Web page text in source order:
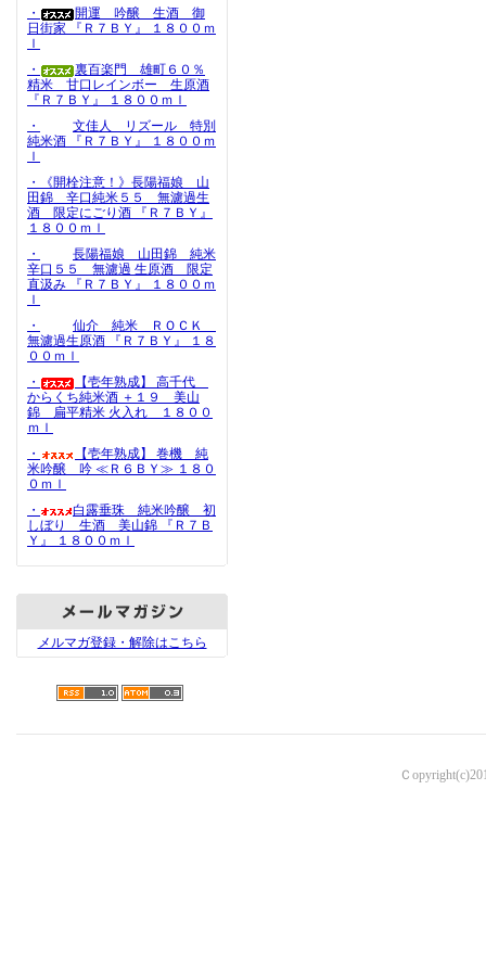
・
開運 吟醸 生酒 御
日街家 『Ｒ７ＢＹ』 １８００ｍ
ｌ
・
裏百楽門 雄町６０％
精米 甘口レインボー 生原酒
『Ｒ７ＢＹ』 １８００ｍｌ
・
文佳人 リズール 特別
純米酒 『Ｒ７ＢＹ』 １８００ｍ
ｌ
・《開栓注意！》長陽福娘 山
田錦 辛口純米５５ 無濾過生
酒 限定にごり酒 『Ｒ７ＢＹ』
１８００ｍｌ
・
長陽福娘 山田錦 純米
辛口５５ 無濾過 生原酒 限定
直汲み 『Ｒ７ＢＹ』 １８００ｍ
ｌ
・
仙介 純米 ＲＯＣＫ
無濾過生原酒 『Ｒ７ＢＹ』 １８
００ｍｌ
・
【壱年熟成】 高千代
からくち純米酒 ＋１９ 美山
錦 扁平精米 火入れ １８００
ｍｌ
・
【壱年熟成】 巻機 純
米吟醸 吟 ≪Ｒ６ＢＹ≫ １８０
０ｍｌ
・
白露垂珠 純米吟醸 初
しぼり 生酒 美山錦 『Ｒ７Ｂ
Ｙ』 １８００ｍｌ
メルマガ登録・解除はこちら
Ｃ